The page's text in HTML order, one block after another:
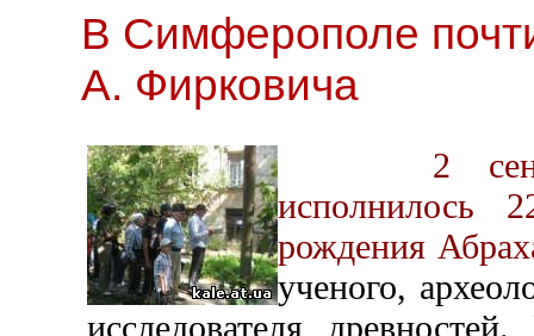
В Симферополе
А. Фирковича
2
исполнилось
рождения
ученого,
исследователя